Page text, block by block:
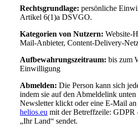
Rechtsgrundlage:persönliche
Artikel 6(1)a DSVGO.
Kategorien von Nutzern:Website-
Mail-Anbieter, Content-Delivery-
Aufbewahrungszeitraum:bis zum
Einwilligung
Abmelden: Die Person kann sich
indem sie auf den Abmeldelink unten
Newsletter klickt oder eine E-Mail an
helios.eu mit der Betreffzeile: GDPR
„Ihr Land“ sendet.